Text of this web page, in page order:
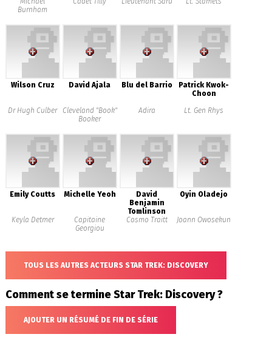
Burnham
Wilson Cruz
Dr Hugh Culber
David Ajala
Cleveland "Book"
Booker
Blu del Barrio
Adira
Patrick Kwok-
Choon
Lt. Gen Rhys
Emily Coutts
Keyla Detmer
Michelle Yeoh
Capitaine
Georgiou
David
Benjamin
Tomlinson
Cosmo Traitt
Oyin Oladejo
Joann Owosekun
TOUS LES AUTRES ACTEURS STAR TREK: DISCOVERY
Comment se termine Star Trek: Discovery ?
AJOUTER UN RÉSUMÉ DE FIN DE SÉRIE